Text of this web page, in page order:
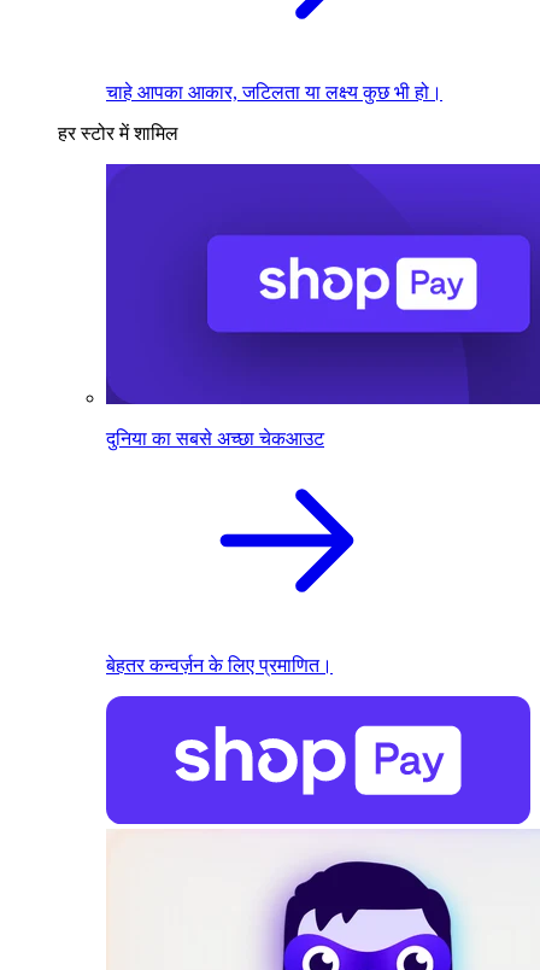
चाहे आपका आकार, जटिलता या लक्ष्य कुछ भी हो।
हर स्टोर में शामिल
दुनिया का सबसे अच्छा चेकआउट
बेहतर कन्वर्ज़न के लिए प्रमाणित।